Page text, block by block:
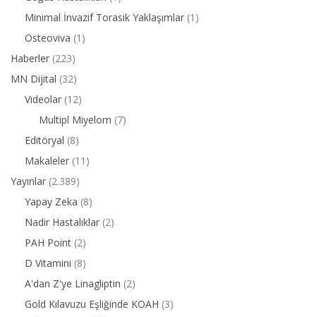
Minimal İnvazif Torasik Yaklaşımlar (1)
Osteoviva (1)
Haberler (223)
MN Dijital (32)
Videolar (12)
Multipl Miyelom (7)
Editöryal (8)
Makaleler (11)
Yayınlar (2.389)
Yapay Zeka (8)
Nadir Hastalıklar (2)
PAH Point (2)
D Vitamini (8)
A'dan Z'ye Linagliptin (2)
Gold Kılavuzu Eşliğinde KOAH (3)